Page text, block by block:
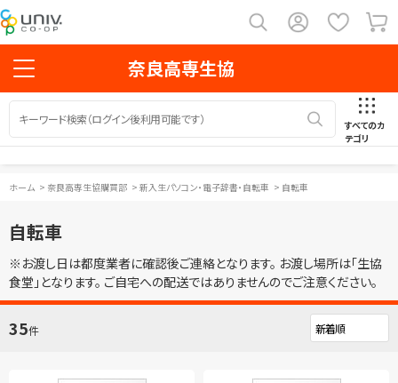
奈良高専生協
すべてのカ
テゴリ
ホーム > 奈良高専生協購買部 > 新入生パソコン・電子辞書・自転車 > 自転車
自転車
※お渡し日は都度業者に確認後ご連絡となります。 お渡し場所は「生協
食堂」となります。 ご自宅への配送ではありませんのでご注意ください。
35件